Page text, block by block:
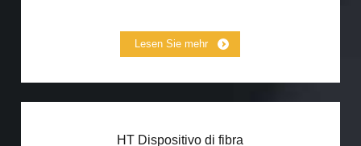
Lesen Sie mehr
HT Dispositivo di fibra